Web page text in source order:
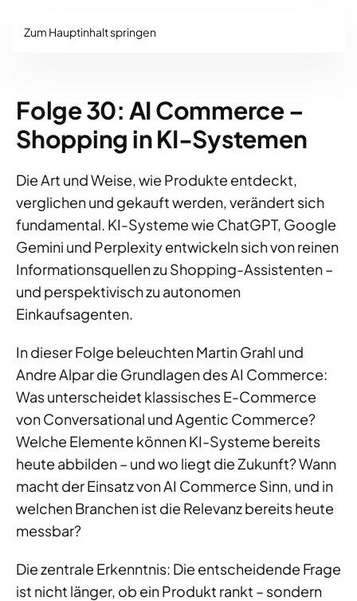
Zum Hauptinhalt springen
Folge 30: AI Commerce –
Shopping in KI-Systemen
Die Art und Weise, wie Produkte entdeckt,
verglichen und gekauft werden, verändert sich
fundamental. KI-Systeme wie ChatGPT, Google
Gemini und Perplexity entwickeln sich von reinen
Informationsquellen zu Shopping-Assistenten –
und perspektivisch zu autonomen
Einkaufsagenten.
In dieser Folge beleuchten Martin Grahl und
Andre Alpar die Grundlagen des AI Commerce:
Was unterscheidet klassisches E-Commerce
von Conversational und Agentic Commerce?
Welche Elemente können KI-Systeme bereits
heute abbilden – und wo liegt die Zukunft? Wann
macht der Einsatz von AI Commerce Sinn, und in
welchen Branchen ist die Relevanz bereits heute
messbar?
Die zentrale Erkenntnis: Die entscheidende Frage
ist nicht länger, ob ein Produkt rankt – sondern